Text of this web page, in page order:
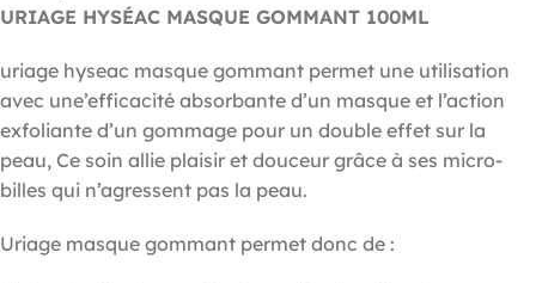
URIAGE HYSÉAC MASQUE GOMMANT 100ML
uriage hyseac masque gommant permet une utilisation
avec une’efficacité absorbante d’un masque et l’action
exfoliante d’un gommage pour un double effet sur la
peau, Ce soin allie plaisir et douceur grâce à ses micro-
billes qui n’agressent pas la peau.
Uriage masque gommant permet donc de :